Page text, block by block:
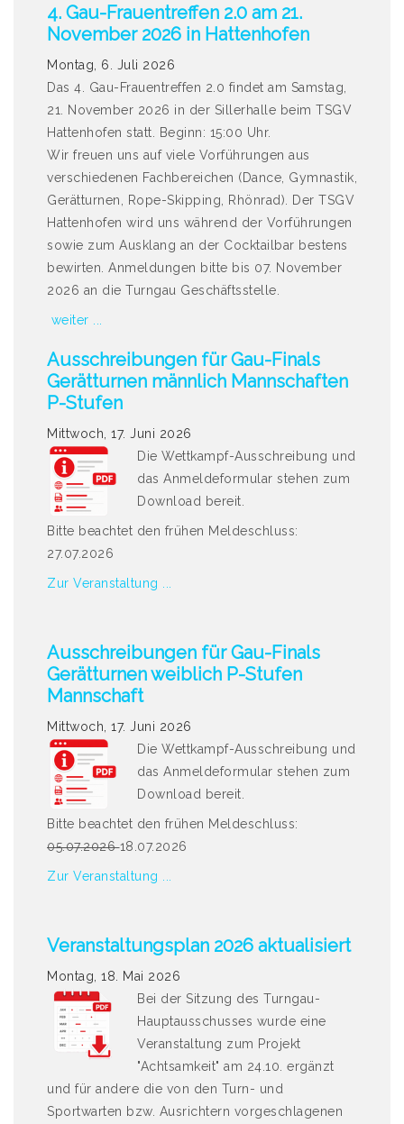
4. Gau-Frauentreffen 2.0 am 21.
November 2026 in Hattenhofen
Montag, 6. Juli 2026
Das 4. Gau-Frauentreffen 2.0 findet am Samstag,
21. November 2026 in der Sillerhalle beim TSGV
Hattenhofen statt. Beginn: 15:00 Uhr.
Wir freuen uns auf viele Vorführungen aus
verschiedenen Fachbereichen (Dance, Gymnastik,
Gerätturnen, Rope-Skipping, Rhönrad). Der TSGV
Hattenhofen wird uns während der Vorführungen
sowie zum Ausklang an der Cocktailbar bestens
bewirten. Anmeldungen bitte bis 07. November
2026 an die Turngau Geschäftsstelle.
weiter ...
Ausschreibungen für Gau-Finals
Gerätturnen männlich Mannschaften
P-Stufen
Mittwoch, 17. Juni 2026
Die Wettkampf-Ausschreibung und
das Anmeldeformular stehen zum
Download bereit.
Bitte beachtet den frühen Meldeschluss:
27.07.2026
Zur Veranstaltung ...
Ausschreibungen für Gau-Finals
Gerätturnen weiblich P-Stufen
Mannschaft
Mittwoch, 17. Juni 2026
Die Wettkampf-Ausschreibung und
das Anmeldeformular stehen zum
Download bereit.
Bitte beachtet den frühen Meldeschluss:
05.07.202618.07.2026
Zur Veranstaltung ...
Veranstaltungsplan 2026 aktualisiert
Montag, 18. Mai 2026
Bei der Sitzung des Turngau-
Hauptausschusses wurde eine
Veranstaltung zum Projekt
"Achtsamkeit" am 24.10. ergänzt
und für andere die von den Turn- und
Sportwarten bzw. Ausrichtern vorgeschlagenen